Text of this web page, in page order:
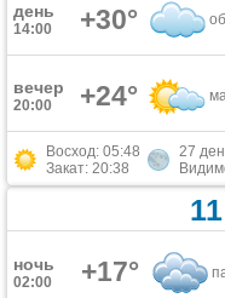
день
14:00 +30°
вечер
20:00 +24°
Восход: 05:48
Закат: 20:38
27
ночь
02:00 +17°